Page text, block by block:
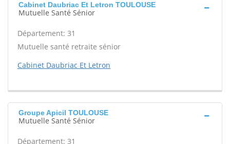
Cabinet Daubriac Et Letron TOULOUSE
Mutuelle Santé Sénior
Département: 31
Mutuelle santé retraite sénior
Cabinet Daubriac Et Letron
Groupe Apicil TOULOUSE
Mutuelle Santé Sénior
Département: 31